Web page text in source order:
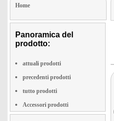
Home
Panoramica del
prodotto:
attuali prodotti
precedenti prodotti
tutto prodotti
Accessori prodotti